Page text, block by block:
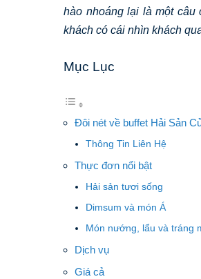
hào nhoáng lại là một
khách có cái nhìn khách
Mục Lục
Đôi nét về buffet Hải Sản
Thông Tin Liên Hệ
Thực đơn nổi bật
Hải sản tươi sống
Dimsum và món Á
Món nướng, lẩu và tráng
Dịch vụ
Giá cả